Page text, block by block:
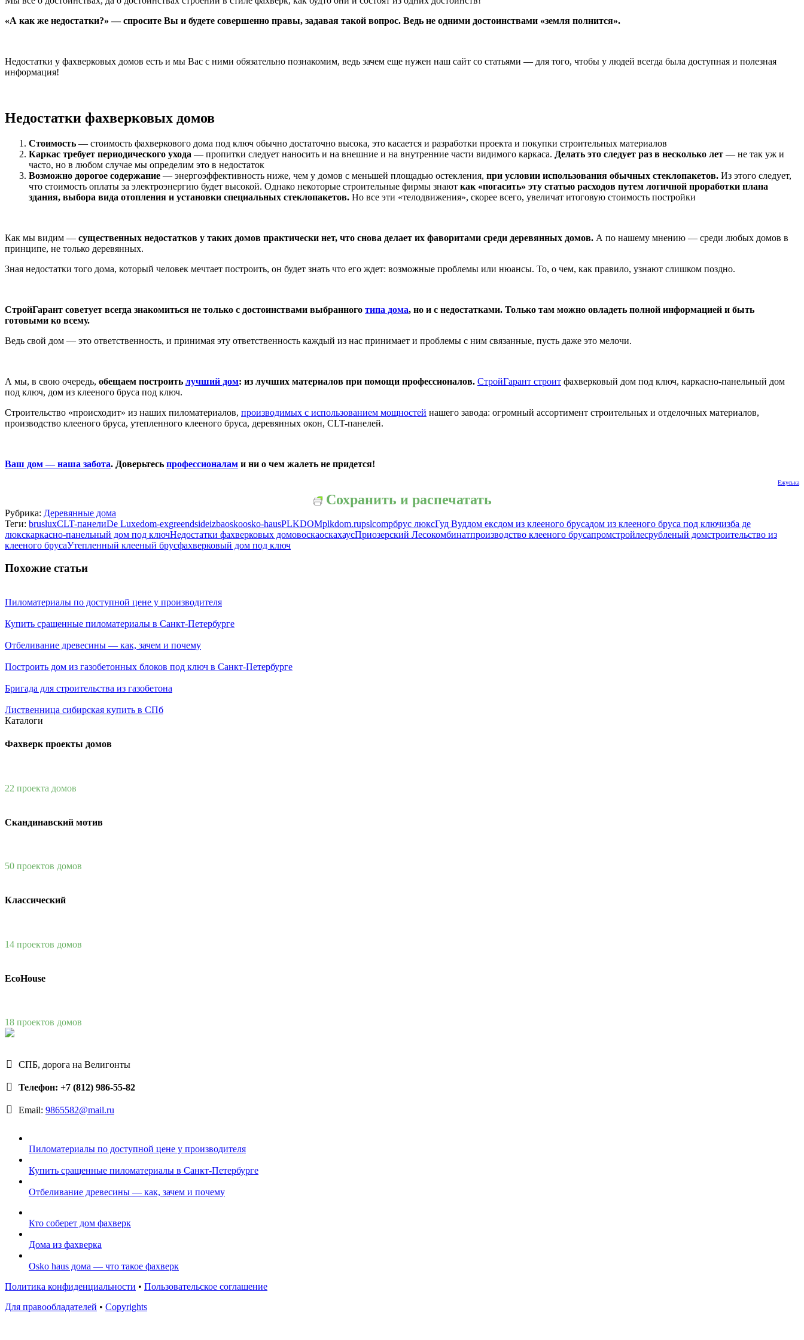
«А как же недостатки?» — спросите Вы и будете совершенно правы, задавая такой вопрос. Ведь не одними достоинствами «земля полнится».
Недостатки у фахверковых домов есть и мы Вас с ними обязательно познакомим, ведь зачем еще нужен наш сайт со статьями — для того, чтобы у людей всегда была доступная и полезная
информация!
Недостатки фахверковых домов
Стоимость — стоимость фахверкового дома под ключ обычно достаточно высока, это касается и разработки проекта и покупки строительных материалов
Каркас требует периодического ухода — пропитки следует наносить и на внешние и на внутренние части видимого каркаса. Делать это следует раз в несколько лет — не так уж и
часто, но в любом случае мы определим это в недостаток
Возможно дорогое содержание — энергоэффективность ниже, чем у домов с меньшей площадью остекления, при условии использования обычных стеклопакетов. Из этого следует,
что стоимость оплаты за электроэнергию будет высокой. Однако некоторые строительные фирмы знают как «погасить» эту статью расходов путем логичной проработки плана
здания, выбора вида отопления и установки специальных стеклопакетов. Но все эти «телодвижения», скорее всего, увеличат итоговую стоимость постройки
Как мы видим — существенных недостатков у таких домов практически нет, что снова делает их фаворитами среди деревянных домов. А по нашему мнению — среди любых домов в
принципе, не только деревянных.
Зная недостатки того дома, который человек мечтает построить, он будет знать что его ждет: возможные проблемы или нюансы. То, о чем, как правило, узнают слишком поздно.
СтройГарант советует всегда знакомиться не только с достоинствами выбранного типа дома, но и с недостатками. Только там можно овладеть полной информацией и быть
готовыми ко всему.
Ведь свой дом — это ответственность, и принимая эту ответственность каждый из нас принимает и проблемы с ним связанные, пусть даже это мелочи.
А мы, в свою очередь, обещаем построить лучший дом: из лучших материалов при помощи профессионалов. СтройГарант строит фахверковый дом под ключ, каркасно-панельный дом
под ключ, дом из клееного бруса под ключ.
Строительство «происходит» из наших пиломатериалов, производимых с использованием мощностей нашего завода: огромный ассортимент строительных и отделочных материалов,
производство клееного бруса, утепленного клееного бруса, деревянных окон, CLT-панелей.
Ваш дом — наша забота. Доверьтесь профессионалам и ни о чем жалеть не придется!
Ежуська
Сохранить и распечатать
Рубрика: Деревянные дома
Теги: brusluxCLT-панелиDe Luxedom-exgreendsideizbaoskoosko-hausPLKDOMplkdom.rupslcompбрус люксГуд Вуддом ексдом из клееного брусадом из клееного бруса под ключизба де
люкскаркасно-панельный дом под ключНедостатки фахверковых домовоскаоскахаусПриозерский Лесокомбинатпроизводство клееного брусапромстройлесрубленый домстроительство из
клееного брусаУтепленный клееный брусфахверковый дом под ключ
Похожие статьи
Пиломатериалы по доступной цене у производителя
Купить сращенные пиломатериалы в Санкт-Петербурге
Отбеливание древесины — как, зачем и почему
Построить дом из газобетонных блоков под ключ в Санкт-Петербурге
Бригада для строительства из газобетона
Лиственница сибирская купить в СПб
Каталоги
Фахверк проекты домов
22 проекта домов
Скандинавский мотив
50 проектов домов
Классический
14 проектов домов
EcoHouse
18 проектов домов
СПБ, дорога на Велигонты
Телефон: +7 (812) 986-55-82
Email: 9865582@mail.ru
Пиломатериалы по доступной цене у производителя
Купить сращенные пиломатериалы в Санкт-Петербурге
Отбеливание древесины — как, зачем и почему
Кто соберет дом фахверк
Дома из фахверка
Osko haus дома — что такое фахверк
Политика конфиденциальности • Пользовательское соглашение
Для правообладателей • Copyrights